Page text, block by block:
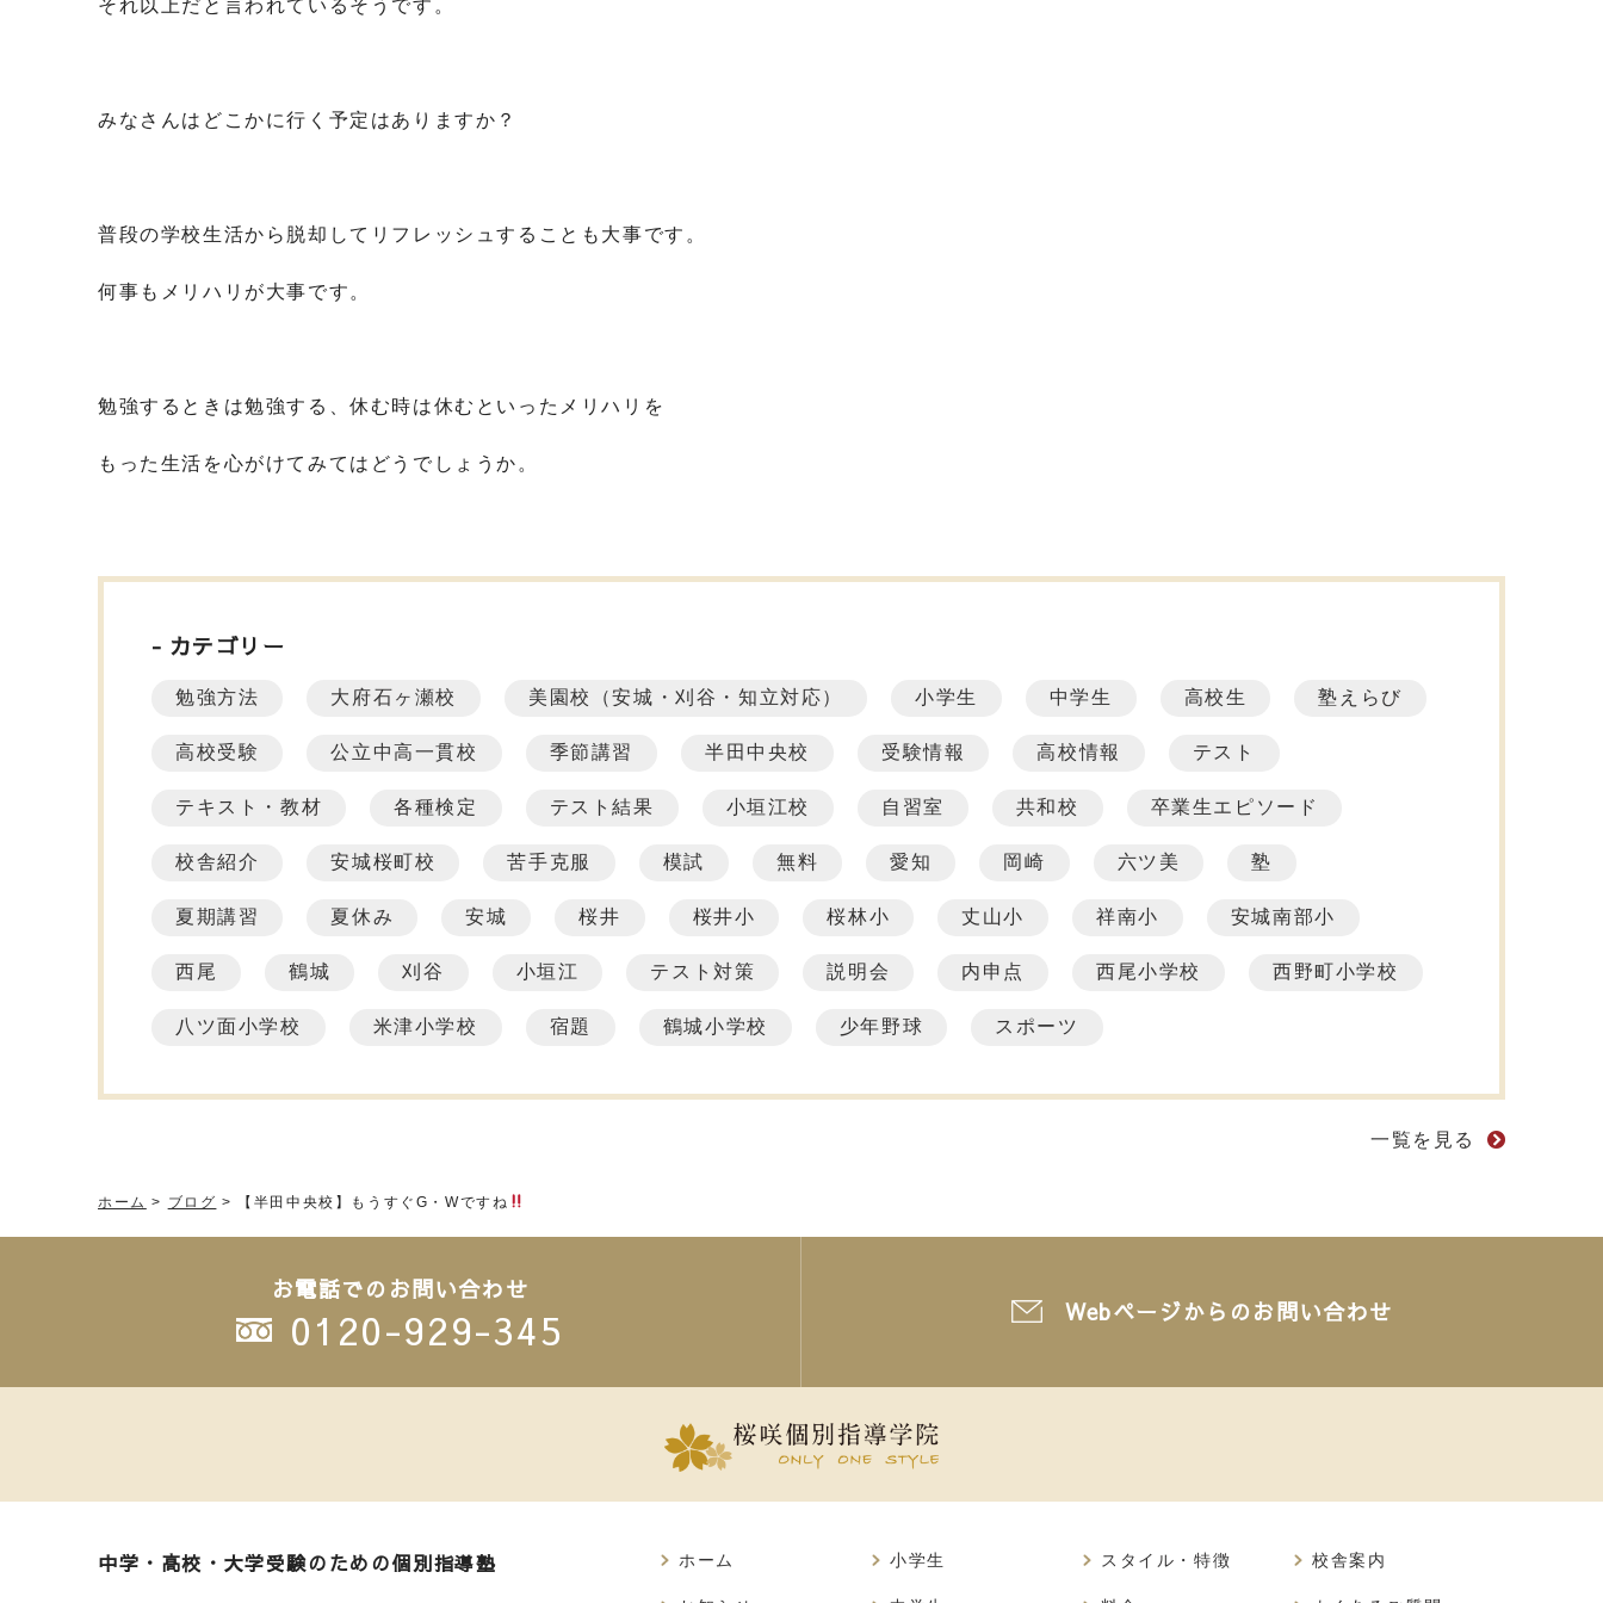
それ以上だと言われているそうです。
みなさんはどこかに行く予定はありますか？
普段の学校生活から脱却してリフレッシュすることも大事です。
何事もメリハリが大事です。
勉強するときは勉強する、休む時は休むといったメリハリを
もった生活を心がけてみてはどうでしょうか。
カテゴリー
勉強方法 大府石ヶ瀬校 美園校（安城・刈谷・知立対応） 小学生 中学生 高校生 塾えらび
高校受験 公立中高一貫校 季節講習 半田中央校 受験情報 高校情報 テスト
テキスト・教材 各種検定 テスト結果 小垣江校 自習室 共和校 卒業生エピソード
校舎紹介 安城桜町校 苦手克服 模試 無料 愛知 岡崎 六ツ美 塾
夏期講習 夏休み 安城 桜井 桜井小 桜林小 丈山小 祥南小 安城南部小
西尾 鶴城 刈谷 小垣江 テスト対策 説明会 内申点 西尾小学校 西野町小学校
八ツ面小学校 米津小学校 宿題 鶴城小学校 少年野球 スポーツ
一覧を見る
ホーム > ブログ > 【半田中央校】もうすぐG・Wですね
お電話でのお問い合わせ
0120-929-345 Webページからのお問い合わせ
中学・高校・大学受験のための個別指導塾 ホーム 小学生 スタイル・特徴 校舎案内